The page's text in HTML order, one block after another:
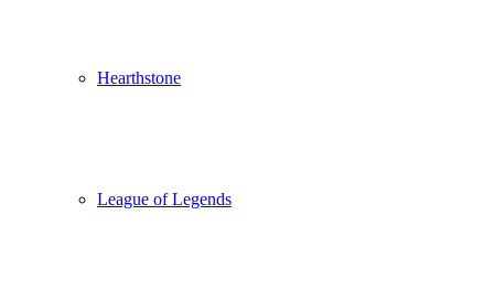
Hearthstone
League of Legends